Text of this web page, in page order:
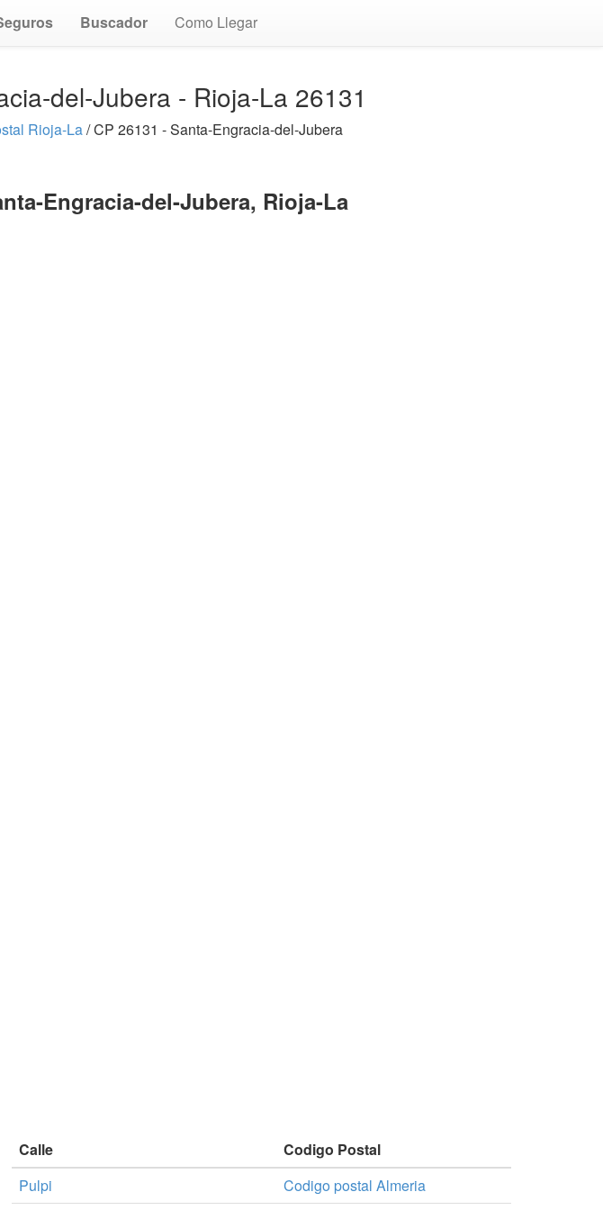
Buscador Como Llegar
del-Jubera - Rioja-La 26131
Rioja-La/ CP 26131 - Santa-Engracia-del-Jubera
Engracia-del-Jubera, Rioja-La
Calle
Codigo Postal
Pulpi
Codigo postal Almeria